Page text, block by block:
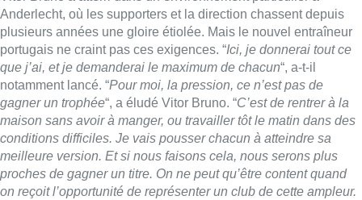
Les attentes sont indéniables, mais pas écrasantes. “Le club
n’a plus gagné depuis dix ans, c’est un fait. Mais nous allons
aborder la situation pas à pas, sans se projeter à trop long
terme. Nous aurons le temps d’arriver là où nous le voulons.
Satisfait du noyau anderlechtois à sa disposition
Fraîchement arrivé à Anderlecht où il n’a pour l’instant dirigé
que trois séances d’entraînement, le nouveau T1 Vitor Bruno a
partagé sa “bonne impression” à propos du noyau à sa